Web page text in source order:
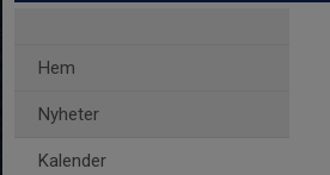
Hem
Nyheter
Kalender